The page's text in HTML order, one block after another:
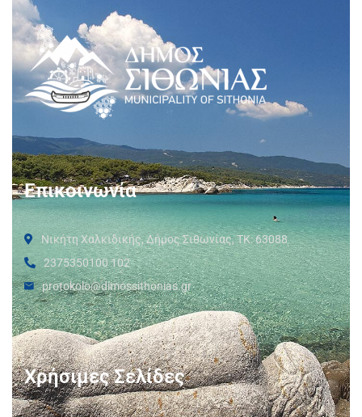
Επικοινωνία
Νικήτη Χαλκιδικής, Δήμος Σιθωνίας, ΤΚ: 63088
2375350100 102
protokolo@dimossithonias.gr
Χρήσιμες Σελίδες